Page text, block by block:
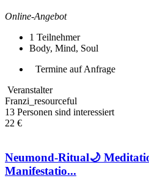
Online-Angebot
1 Teilnehmer
Body, Mind, Soul
Termine auf Anfrage
Veranstalter
Franzi_resourceful
13 Personen sind interessiert
22 €
Neumond-Ritual🌙
Manifestatio...